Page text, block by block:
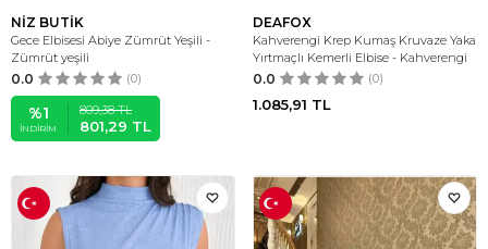
NİZ BUTİK
Gece Elbisesi Abiye Zümrüt Yeşili -
Zümrüt yeşili
0.0 (0)
%1
İNDIRIM
809,38TL
801,29 TL
DEAFOX
Kahverengi Krep Kumaş Kruvaze Yaka
Yırtmaçlı Kemerli Elbise - Kahverengi
0.0 (0)
1.085,91 TL